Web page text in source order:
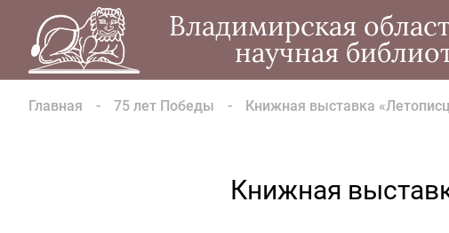
Владимирская
научная
Главная 75 лет Победы Книжная выставка
Книжная